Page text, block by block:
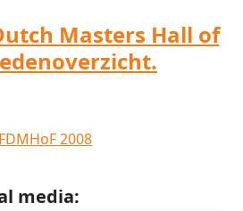
Masters Hall of
DMHoF 2008
media: